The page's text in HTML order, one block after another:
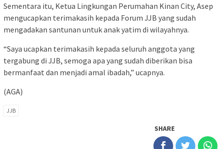
Sementara itu, Ketua Lingkungan Perumahan Kinan City, Asep
mengucapkan terimakasih kepada Forum JJB yang sudah
mengadakan santunan untuk anak yatim di wilayahnya.
“Saya ucapkan terimakasih kepada seluruh anggota yang
tergabung di JJB, semoga apa yang sudah diberikan bisa
bermanfaat dan menjadi amal ibadah,” ucapnya.
(AGA)
JJB
SHARE